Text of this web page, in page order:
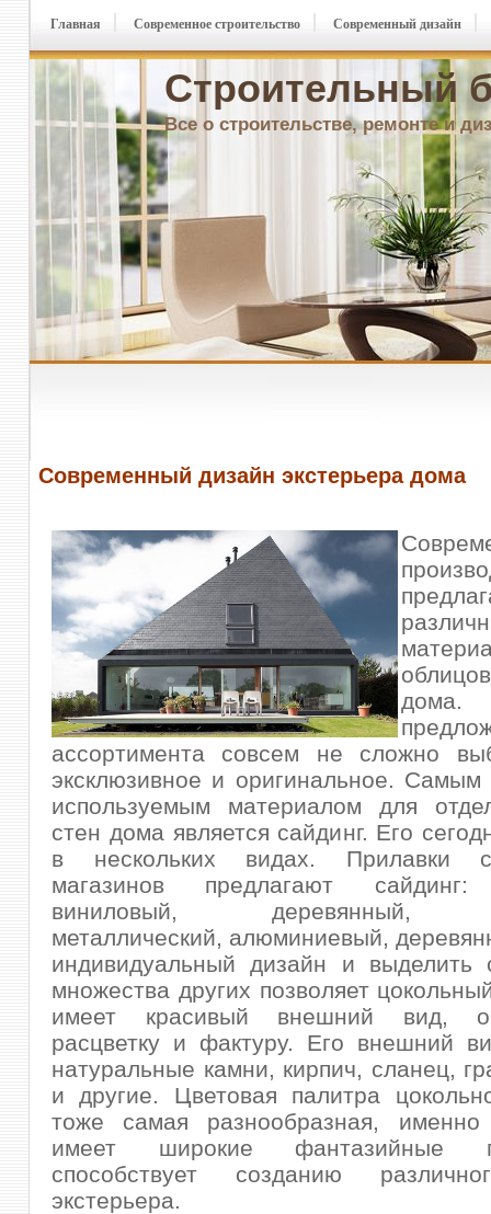
Строительный
Все о строительстве, ремонте и
Главная Современное строительство Современный дизайн
Современный дизайн экстерьера дома
ассортимента совсем не сложно
эксклюзивное и оригинальное.
используемым материалом для
стен дома является сайдинг. Его
в нескольких видах. Прилавки
магазинов предлагают сайдинг:
виниловый, деревянный,
металлический, алюминиевый,
индивидуальный дизайн и
множества других позволяет
имеет красивый внешний вид,
расцветку и фактуру. Его внешний
натуральные камни, кирпич, сланец,
и другие. Цветовая палитра
тоже самая разнообразная,
имеет широкие фантазийные
способствует созданию
экстерьера.